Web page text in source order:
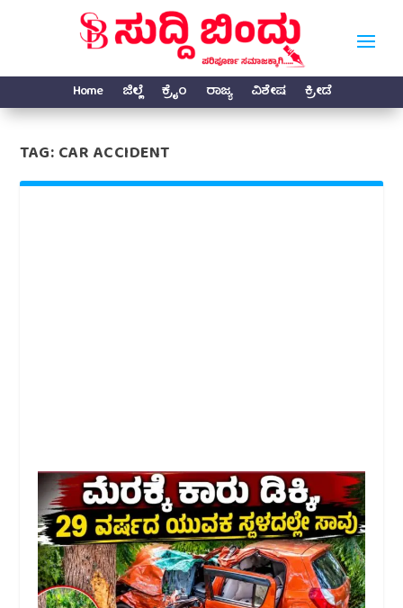
Home ಜಿಲ್ಲೆ ಕ್ರೈಂ ರಾಜ್ಯ ವಿಶೇಷ ಕ್ರೀಡೆ
TAG:CAR ACCIDENT